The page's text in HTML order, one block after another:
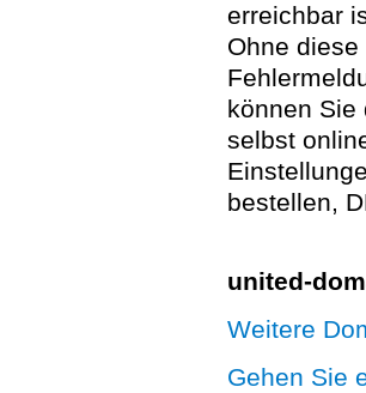
erreichbar
Ohne
können
selbst
bestellen,
united-
Weitere
Gehen Sie